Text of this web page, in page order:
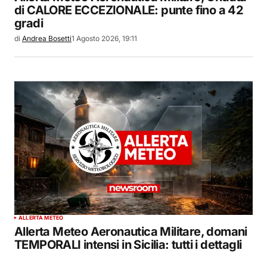
di CALORE ECCEZIONALE: punte fino a 42
gradi
di Andrea Bosetti1 Agosto 2026, 19:11
ALLERTA METEO
Allerta Meteo Aeronautica Militare, domani
TEMPORALI intensi in Sicilia: tutti i dettagli